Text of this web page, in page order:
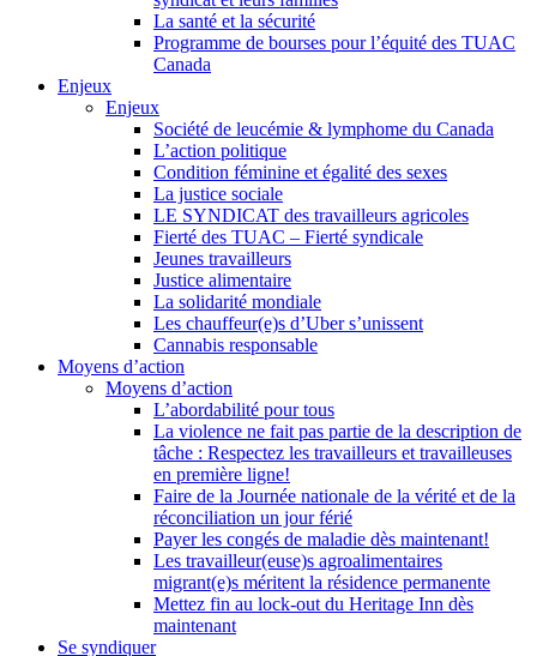
La santé et la sécurité
Programme de bourses pour l’équité des TUAC
Canada
Enjeux
Enjeux
Société de leucémie & lymphome du Canada
L’action politique
Condition féminine et égalité des sexes
La justice sociale
LE SYNDICAT des travailleurs agricoles
Fierté des TUAC – Fierté syndicale
Jeunes travailleurs
Justice alimentaire
La solidarité mondiale
Les chauffeur(e)s d’Uber s’unissent
Cannabis responsable
Moyens d’action
Moyens d’action
L’abordabilité pour tous
La violence ne fait pas partie de la description de
tâche : Respectez les travailleurs et travailleuses
en première ligne!
Faire de la Journée nationale de la vérité et de la
réconciliation un jour férié
Payer les congés de maladie dès maintenant!
Les travailleur(euse)s agroalimentaires
migrant(e)s méritent la résidence permanente
Mettez fin au lock-out du Heritage Inn dès
maintenant
Se syndiquer